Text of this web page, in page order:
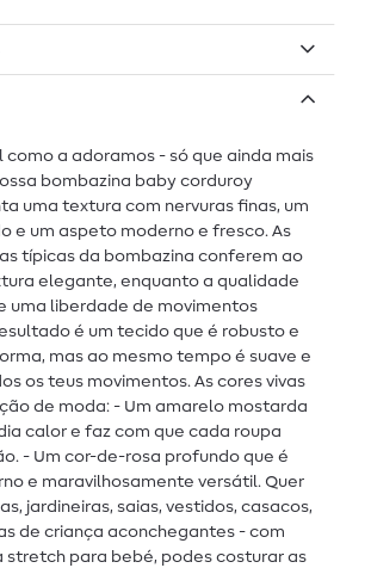
como a adoramos - só que ainda mais
bombazina baby corduroy
uma textura com nervuras finas, um
e um aspeto moderno e fresco. As
típicas da bombazina conferem ao
elegante, enquanto a qualidade
uma liberdade de movimentos
é um tecido que é robusto e
mas ao mesmo tempo é suave e
os teus movimentos. As cores vivas
de moda: - Um amarelo mostarda
calor e faz com que cada roupa
- Um cor-de-rosa profundo que é
e maravilhosamente versátil. Quer
jardineiras, saias, vestidos, casacos,
de criança aconchegantes - com
stretch para bebé, podes costurar as